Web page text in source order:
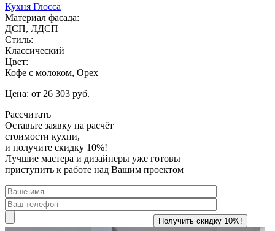
Кухня Глосса
Материал фасада:
ДСП, ЛДСП
Стиль:
Классический
Цвет:
Кофе с молоком, Орех
Цена: от 26 303 руб.
Рассчитать
Оставьте заявку на расчёт
стоимости кухни,
и получите скидку 10%!
Лучшие мастера и дизайнеры уже готовы
приступить к работе над Вашим проектом